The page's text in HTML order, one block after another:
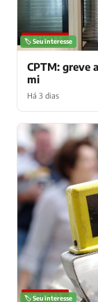
NOTÍCIAS
🏷️ Seu interesse
CPTM: greve
mi
Há 3 dias
NOTÍCIAS
🏷️ Seu interesse